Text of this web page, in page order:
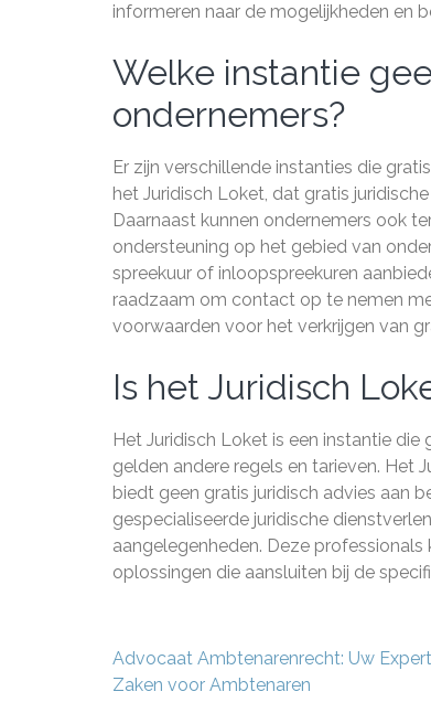
informeren naar de mogelijkheden en
Welke instantie
ondernemers?
Er zijn verschillende instanties die
het Juridisch Loket, dat gratis
Daarnaast kunnen ondernemers ook
ondersteuning op het gebied van
spreekuur of inloopspreekuren
raadzaam om contact op te nemen
voorwaarden voor het verkrijgen van
Is het Juridisch
Het Juridisch Loket is een instantie die
gelden andere regels en tarieven. Het
biedt geen gratis juridisch advies aan
gespecialiseerde juridische
aangelegenheden. Deze
oplossingen die aansluiten bij de
Berichtnavigatie
Advocaat Ambtenarenrecht: Uw
Zaken voor Ambtenaren